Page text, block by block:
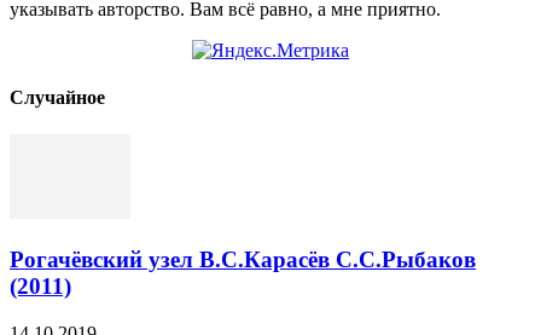
указывать авторство. Вам всё равно, а мне приятно.
Cлучайное
Рогачёвский узел В.С.Карасёв С.С.Рыбаков
(2011)